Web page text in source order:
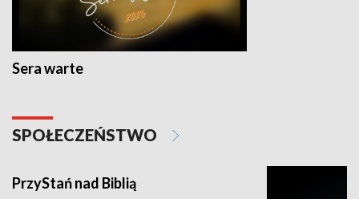
Sera warte
SPOŁECZEŃSTWO
PrzyStań nad Biblią